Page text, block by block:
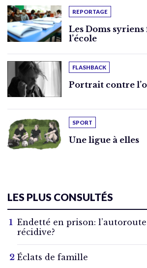
REPORTAGE
Les Doms syriens
l’école
FLASHBACK
Portrait contre
SPORT
Une ligue à elles
LES PLUS CONSULTÉS
Endetté en prison:
récidive?
Éclats de famille